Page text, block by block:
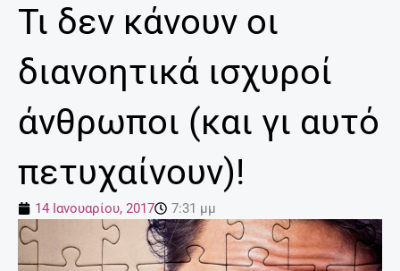
Τι δεν κάνουν οι
διανοητικά ισχυροί
άνθρωποι (και γι αυτό
πετυχαίνουν)!
14 Ιανουαρίου, 2017 7:31 μμ